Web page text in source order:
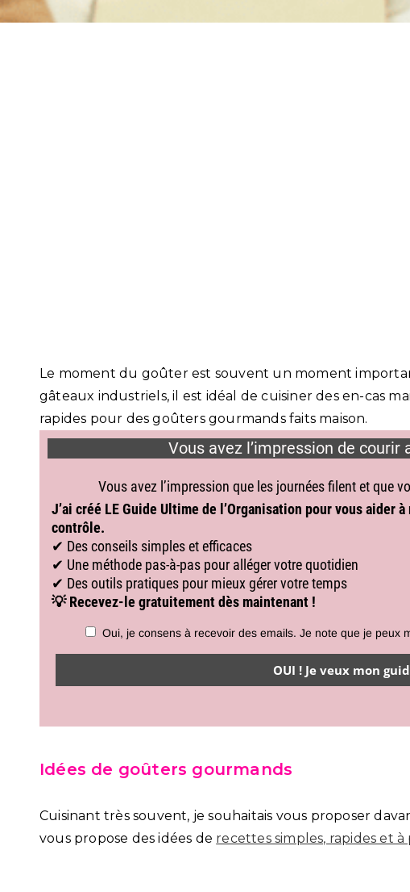
Le moment du goûter est souvent un moment
gâteaux industriels, il est idéal de cuisiner des en-cas
rapides pour des goûters gourmands faits maison.
Idées de goûters gourmands
Cuisinant très souvent, je souhaitais vous proposer
vous propose des idées de recettes simples, rapides et